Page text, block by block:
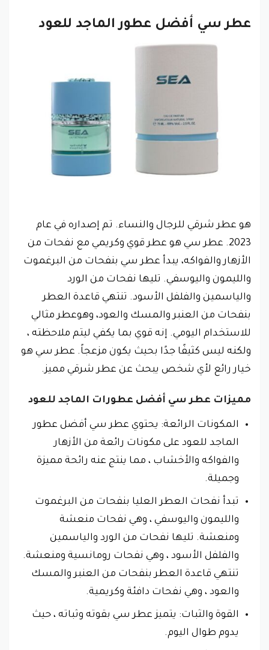
عطر سي أفضل عطور الماجد للعود
هو عطر شرقي للرجال والنساء. تم إصداره في عام
2023. عطر سي هو عطر قوي وكريمي مع نفحات من
الأزهار والفواكه، يبدأ عطر سي بنفحات من البرغموت
والليمون واليوسفي. تليها نفحات من الورد
والياسمين والفلفل الأسود. تنتهي قاعدة العطر
بنفحات من العنبر والمسك والعود، وهوعطر مثالي
للاستخدام اليومي. إنه قوي بما يكفي ليتم ملاحظته ،
ولكنه ليس كثيفًا جدًا بحيث يكون مزعجاً. عطر سي هو
خيار رائع لأي شخص يبحث عن عطر شرقي مميز.
مميزات عطر سي أفضل عطورات الماجد للعود
المكونات الرائعة: يحتوي عطر سي أفضل عطور
الماجد للعود على مكونات رائعة من الأزهار
والفواكه والأخشاب ، مما ينتج عنه رائحة مميزة
وجميلة.
تبدأ نفحات العطر العليا بنفحات من البرغموت
والليمون واليوسفي ، وهي نفحات منعشة
ومنعشة. تليها نفحات من الورد والياسمين
والفلفل الأسود ، وهي نفحات رومانسية ومنعشة.
تنتهي قاعدة العطر بنفحات من العنبر والمسك
والعود ، وهي نفحات دافئة وكريمية.
القوة والثبات: يتميز عطر سي بقوته وثباته ، حيث
يدوم طوال اليوم.